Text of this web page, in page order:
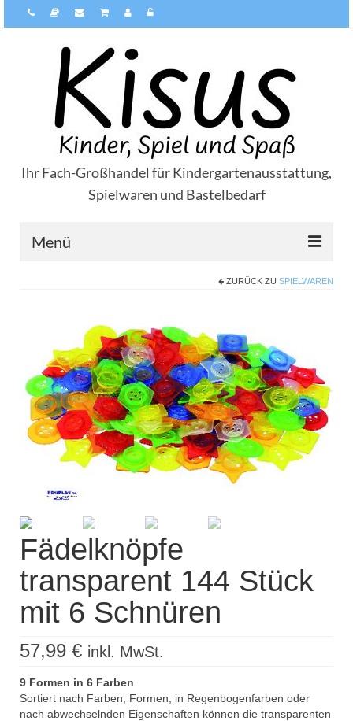
Ihr Fach-Großhandel für Kindergartenausstattung,
Spielwaren und Bastelbedarf
Menü
Versandarten
Kisus Katalog anfordern
Newsletter
Kontakt
Log In / Mein Konto
Products
search
ZURÜCK ZU SPIELWAREN
Fädelknöpfe
transparent 144 Stück
mit 6 Schnüren
57,99 € inkl. MwSt.
9 Formen in 6 Farben
Sortiert nach Farben, Formen, in Regenbogenfarben oder
nach abwechselnden Eigenschaften können die transparenten